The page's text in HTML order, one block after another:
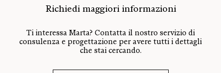
Richiedi maggiori informazioni
Ti interessa Marta? Contatta il nostro servizio di
consulenza e progettazione per avere tutti i dettagli
che stai cercando.